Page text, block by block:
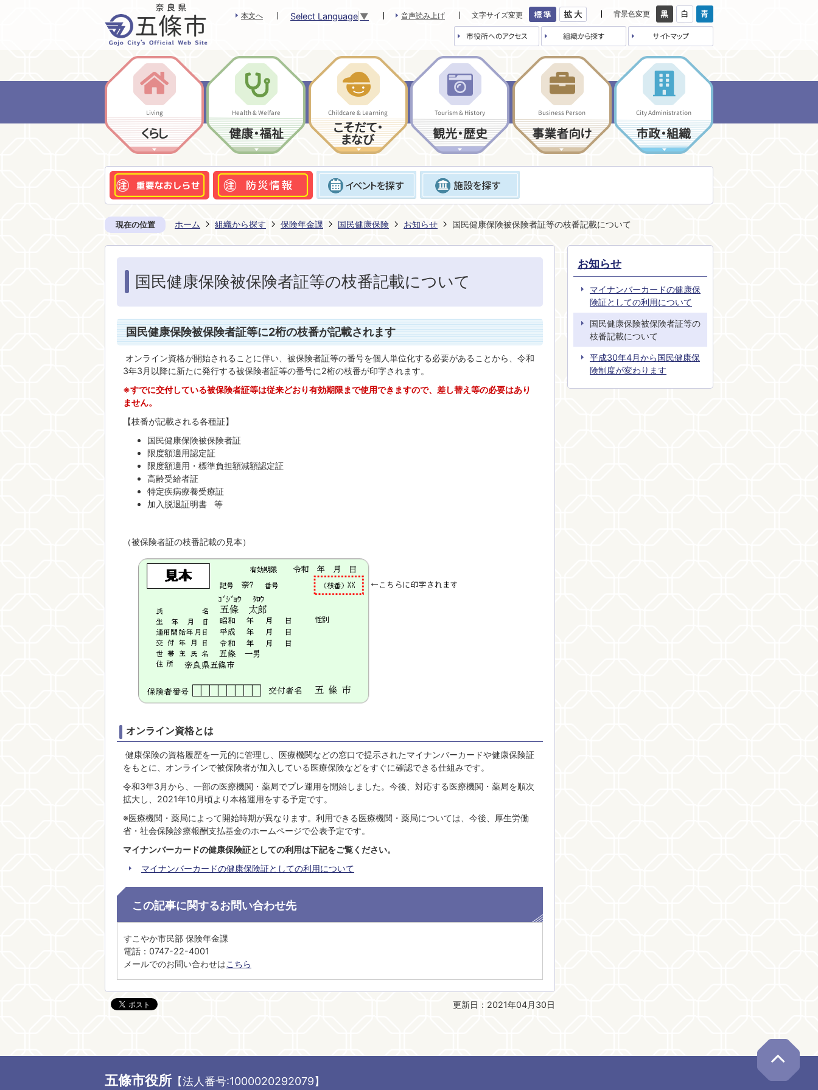
本文へ Select Language ▼ 音声読み上げ 文字サイズ変更 背景色変更
市役所へのアクセス 組織から探す サイトマップ
Living
くらし
Health & Welfare
健康・福祉
Childcare & Learning
こそだて・
まなび
Tourism & History
観光・歴史
Business Person
事業者向け
City Administration
市政・組織
現在の位置 ホーム 組織から探す 保険年金課 国民健康保険 お知らせ 国民健康保険被保険者証等の枝番記載について
国民健康保険被保険者証等の枝番記載について
国民健康保険被保険者証等に2桁の枝番が記載されます
オンライン資格が開始されることに伴い、被保険者証等の番号を個人単位化する必要があることから、令和
3年3月以降に新たに発行する被保険者証等の番号に2桁の枝番が印字されます。
※すでに交付している被保険者証等は従来どおり有効期限まで使用できますので、差し替え等の必要はあり
ません。
【枝番が記載される各種証】
国民健康保険被保険者証
限度額適用認定証
限度額適用・標準負担額減額認定証
高齢受給者証
特定疾病療養受療証
加入脱退証明書 等
（被保険者証の枝番記載の見本）
オンライン資格とは
健康保険の資格履歴を一元的に管理し、医療機関などの窓口で提示されたマイナンバーカードや健康保険証
をもとに、オンラインで被保険者が加入している医療保険などをすぐに確認できる仕組みです。
令和3年3月から、一部の医療機関・薬局でプレ運用を開始しました。今後、対応する医療機関・薬局を順次
拡大し、2021年10月頃より本格運用をする予定です。
※医療機関・薬局によって開始時期が異なります。利用できる医療機関・薬局については、今後、厚生労働
省・社会保険診療報酬支払基金のホームページで公表予定です。
マイナンバーカードの健康保険証としての利用は下記をご覧ください。
マイナンバーカードの健康保険証としての利用について
この記事に関するお問い合わせ先
すこやか市民部 保険年金課
電話：0747-22-4001
メールでのお問い合わせはこちら
更新日：2021年04月30日
お知らせ
マイナンバーカードの健康保
険証としての利用について
国民健康保険被保険者証等の
枝番記載について
平成30年4月から国民健康保
険制度が変わります
五條市役所 【法人番号:1000020292079】